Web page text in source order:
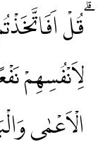
ۗقُلْ
لِاَنْفُسِهِمْ
الْاَعْمٰى